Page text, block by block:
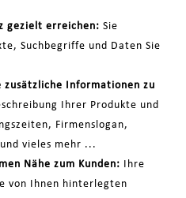
gezielt erreichen: Sie
Suchbegriffe und Daten Sie
zusätzliche Informationen zu
Ihrer Produkte und
Firmenslogan,
vieles mehr ...
Nähe zum Kunden: Ihre
von Ihnen hinterlegten